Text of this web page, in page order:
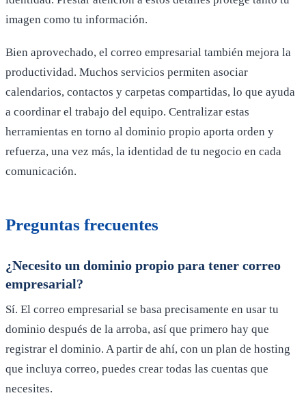
imagen como tu información.
Bien aprovechado, el correo empresarial también mejora la
productividad. Muchos servicios permiten asociar
calendarios, contactos y carpetas compartidas, lo que ayuda
a coordinar el trabajo del equipo. Centralizar estas
herramientas en torno al dominio propio aporta orden y
refuerza, una vez más, la identidad de tu negocio en cada
comunicación.
Preguntas frecuentes
¿Necesito un dominio propio para tener correo
empresarial?
Sí. El correo empresarial se basa precisamente en usar tu
dominio después de la arroba, así que primero hay que
registrar el dominio. A partir de ahí, con un plan de hosting
que incluya correo, puedes crear todas las cuentas que
necesites.